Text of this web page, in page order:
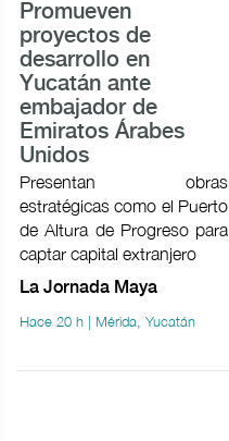
Promueven
proyectos de
desarrollo en
Yucatán ante
embajador de
Emiratos Árabes
Unidos
Presentan obras
estratégicas como el Puerto
de Altura de Progreso para
captar capital extranjero
La Jornada Maya
Hace 20 h | Mérida, Yucatán